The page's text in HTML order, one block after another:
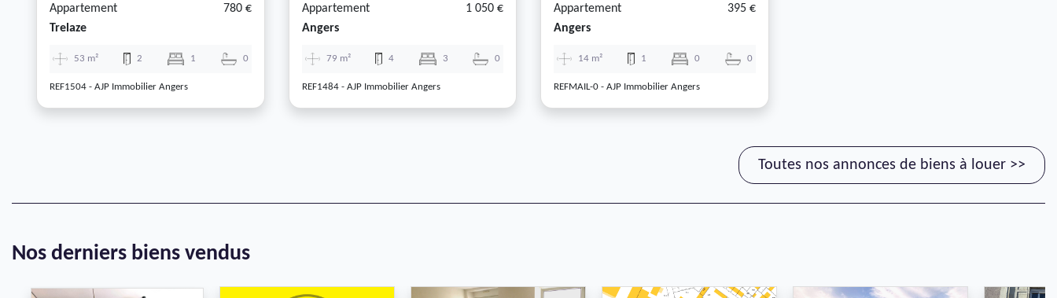
Appartement
780 €
Trelaze
53 m² 2 1 0
REF1504 - AJP Immobilier Angers
Appartement
1 050 €
Angers
79 m² 4 3 0
REF1484 - AJP Immobilier Angers
Appartement
395 €
Angers
14 m² 1 0 0
REFMAIL-0 - AJP Immobilier Angers
Toutes nos annonces de biens à louer >>
Nos derniers biens vendus